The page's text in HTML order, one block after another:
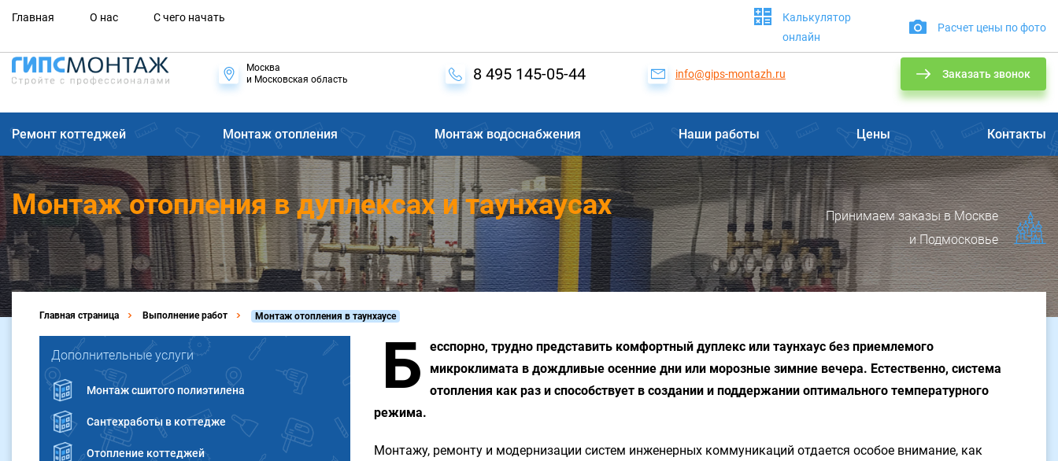
Москва
и Московская область
8 495 145-05-44 info@gips-montazh.ru Заказать звонок
Главная О нас С чего начать
Калькулятор
онлайн
Расчет цены по фото
Ремонт коттеджей Монтаж отопления Монтаж водоснабжения Наши работы Цены Контакты
Монтаж отопления в дуплексах и таунхаусах
Принимаем заказы в Москве
и Подмосковье
Главная страница Выполнение работ Монтаж отопления в таунхаусе
Б
есспорно, трудно представить комфортный дуплекс или таунхаус без приемлемого
микроклимата в дождливые осенние дни или морозные зимние вечера. Естественно, система
отопления как раз и способствует в создании и поддержании оптимального температурного
режима.
Монтажу, ремонту и модернизации систем инженерных коммуникаций отдается особое внимание, как
Дополнительные услуги
Монтаж сшитого полиэтилена
Сантехработы в коттедже
Отопление коттеджей